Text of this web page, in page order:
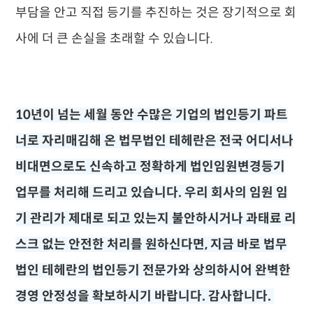
부담을 안고 직접 등기를 추진하는 것은 장기적으로 회
사에 더 큰 손실을 초래할 수 있습니다.
10년이 넘는 세월 동안 수많은 기업의 법인등기 파트
너로 자리매김해 온 법무법인 테헤란은 전국 어디서나
비대면으로도 신속하고 정확하게 법인임원변경등기
업무를 처리해 드리고 있습니다. 우리 회사의 임원 임
기 관리가 제대로 되고 있는지 불안하시거나 과태료 리
스크 없는 안전한 처리를 원하신다면, 지금 바로 법무
법인 테헤란의 법인등기 전문가와 상의하시어 완벽한
경영 안정성을 확보하시기 바랍니다. 감사합니다.